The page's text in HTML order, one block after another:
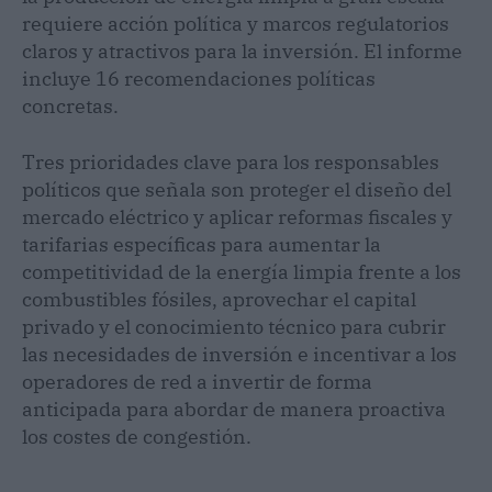
requiere acción política y marcos regulatorios
claros y atractivos para la inversión. El informe
incluye 16 recomendaciones políticas
concretas.
Tres prioridades clave para los responsables
políticos que señala son proteger el diseño del
mercado eléctrico y aplicar reformas fiscales y
tarifarias específicas para aumentar la
competitividad de la energía limpia frente a los
combustibles fósiles, aprovechar el capital
privado y el conocimiento técnico para cubrir
las necesidades de inversión e incentivar a los
operadores de red a invertir de forma
anticipada para abordar de manera proactiva
los costes de congestión.